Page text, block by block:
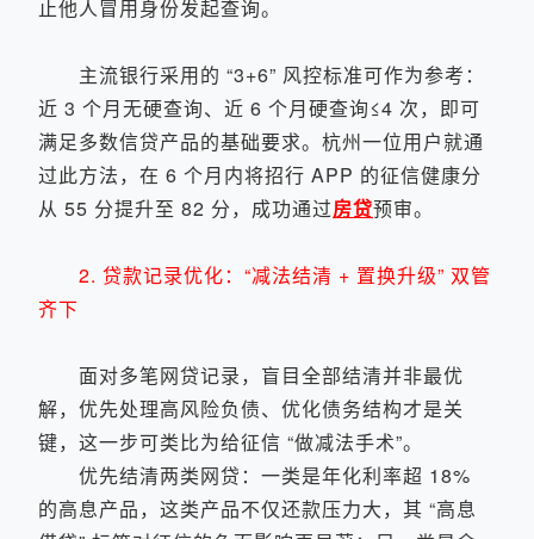
止他人冒用身份发起查询。
主流银行采用的 “3+6” 风控标准可作为参考：
近 3 个月无硬查询、近 6 个月硬查询≤4 次，即可
满足多数信贷产品的基础要求。杭州一位用户就通
过此方法，在 6 个月内将招行 APP 的征信健康分
从 55 分提升至 82 分，成功通过房贷预审。
2. 贷款记录优化：“减法结清 + 置换升级” 双管
齐下
面对多笔网贷记录，盲目全部结清并非最优
解，优先处理高风险负债、优化债务结构才是关
键，这一步可类比为给征信 “做减法手术”。
优先结清两类网贷：一类是年化利率超 18%
的高息产品，这类产品不仅还款压力大，其 “高息